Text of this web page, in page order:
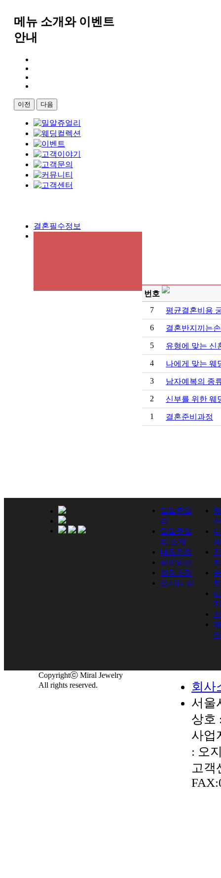
메뉴 소개와 이벤트
안내
이전 다음
결혼필수정보
번호
7
평균결혼비용
6 결혼반지끼는
5 유형에 맞는 신
4 나에게 맞는 웨
3 남자예복의 종
2 신부를 위한 웨
1 결혼준비과정
밀알쥬얼
리
밀알쥬얼
리 소개
매장전경
밀알일상
제작과정
오시는 길
션
트
트
지
리
Copyrightⓒ Miral Jewelry
All rights reserved.
회사
서울
상호
사업
: 오
고객